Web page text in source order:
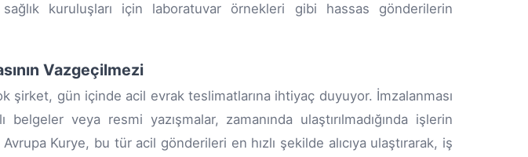
kuruluşları için laboratuvar örnekleri gibi hassas gönderilerin
Vazgeçilmezi
şirket, gün içinde acil evrak teslimatlarına ihtiyaç duyuyor. İmzalanması
veya resmi yazışmalar, zamanında ulaştırılmadığında işlerin
Kurye, bu tür acil gönderileri en hızlı şekilde alıcıya ulaştırarak, iş